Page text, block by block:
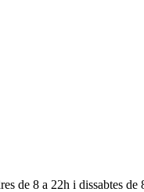
de 8 a 22h i dissabtes de